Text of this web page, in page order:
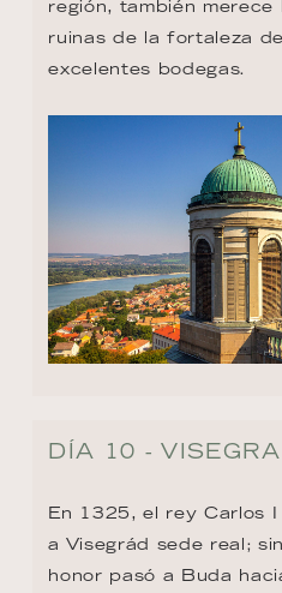
región, también
ruinas de la fortaleza
excelentes bodegas.
DÍA 10 -
En 1325, el rey Carlos
a Visegrád sede real;
honor pasó a Buda